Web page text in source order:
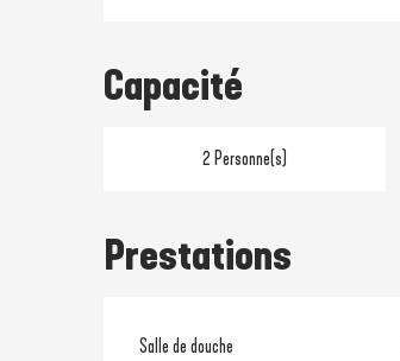
Capacité
2 Personne(s)
Prestations
Salle de douche